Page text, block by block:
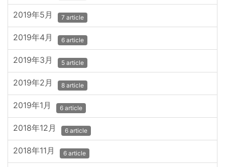
2019年5月 7 article
2019年4月 6 article
2019年3月 5 article
2019年2月 8 article
2019年1月 6 article
2018年12月 6 article
2018年11月 6 article